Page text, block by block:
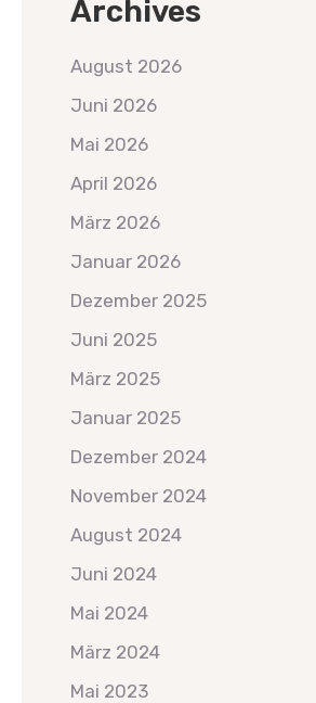
Archives
August 2026
Juni 2026
Mai 2026
April 2026
März 2026
Januar 2026
Dezember 2025
Juni 2025
März 2025
Januar 2025
Dezember 2024
November 2024
August 2024
Juni 2024
Mai 2024
März 2024
Mai 2023